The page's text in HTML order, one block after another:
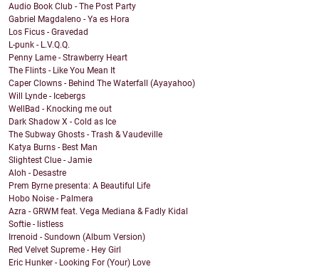
Audio Book Club - The Post Party
Gabriel Magdaleno - Ya es Hora
Los Ficus - Gravedad
L-punk - L.V.Q.Q.
Penny Lame - Strawberry Heart
The Flints - Like You Mean It
Caper Clowns - Behind The Waterfall (Ayayahoo)
Will Lynde - Icebergs
WellBad - Knocking me out
Dark Shadow X - Cold as Ice
The Subway Ghosts - Trash & Vaudeville
Katya Burns - Best Man
Slightest Clue - Jamie
Aloh - Desastre
Prem Byrne presenta: A Beautiful Life
Hobo Noise - Palmera
Azra - GRWM feat. Vega Mediana & Fadly Kidal
Softie - listless
Irrenoid - Sundown (Album Version)
Red Velvet Supreme - Hey Girl
Eric Hunker - Looking For (Your) Love